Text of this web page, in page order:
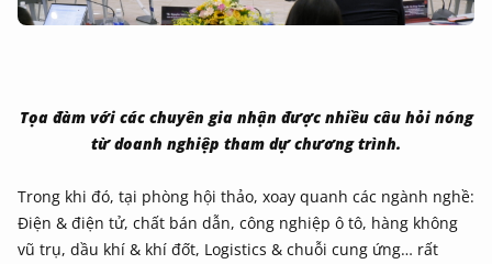
Tọa đàm với các chuyên gia nhận được nhiều câu hỏi nóng
từ doanh nghiệp tham dự chương trình.
Trong khi đó, tại phòng hội thảo, xoay quanh các ngành nghề:
Điện & điện tử, chất bán dẫn, công nghiệp ô tô, hàng không
vũ trụ, dầu khí & khí đốt, Logistics & chuỗi cung ứng… rất